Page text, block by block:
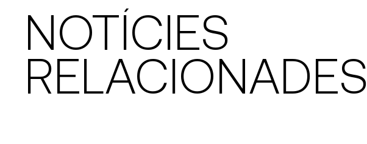
NOTÍCIES
RELACIONADES